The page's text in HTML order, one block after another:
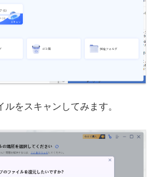
をスキャンしてみます。